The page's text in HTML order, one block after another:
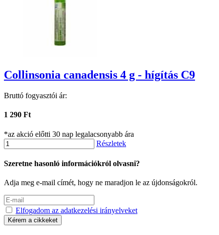
Collinsonia canadensis 4 g - hígítás C9
Bruttó fogyasztói ár:
1 290 Ft
*az akció előtti 30 nap legalacsonyabb ára
Részletek
Szeretne hasonló információkról olvasni?
Adja meg e-mail címét, hogy ne maradjon le az újdonságokról.
Elfogadom az adatkezelési irányelveket
Kérem a cikkeket